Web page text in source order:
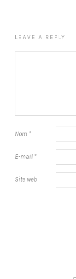
LEAVE A REPLY
Nom *
E-mail *
Site web